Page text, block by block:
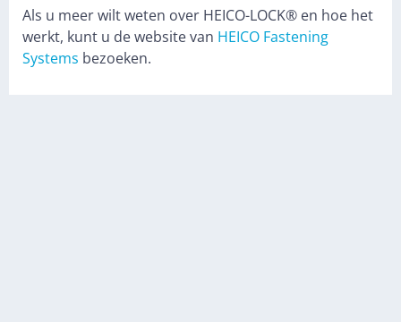
Als u meer wilt weten over HEICO-LOCK® en hoe het
werkt, kunt u de website van HEICO Fastening
Systems bezoeken.